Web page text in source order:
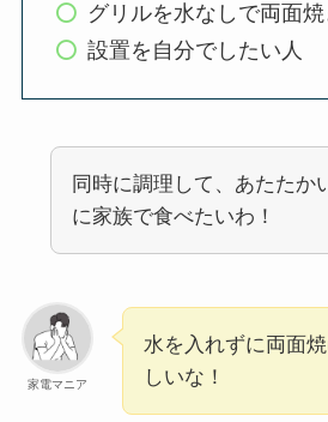
グリルを水なしで両面
設置を自分でしたい人
同時に調理して、あたたか
に家族で食べたいわ！
家電マニア
水を入れずに両面
しいな！